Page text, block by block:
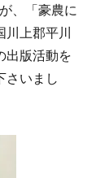
、「豪農に
川上郡平川
出版活動を
さいまし